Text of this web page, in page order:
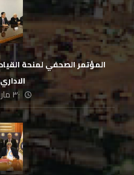
المؤتمر الصحفي لمنحة
٣٠ مارس، ٢٠١٨